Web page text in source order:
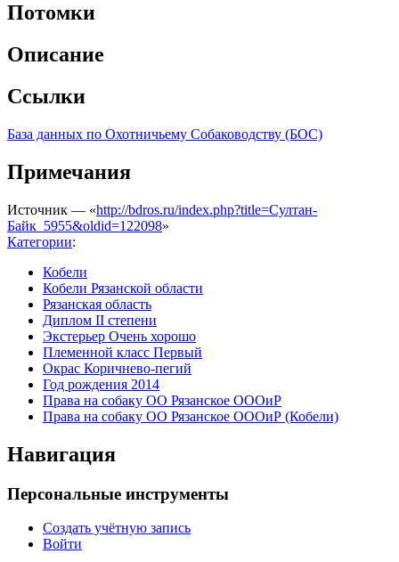
Потомки
Описание
Ссылки
База данных по Охотничьему Собаководству (БОС)
Примечания
Источник — «http://bdros.ru/index.php?title=Султан-
Байк_5955&oldid=122098»
Категории:
Кобели
Кобели Рязанской области
Рязанская область
Диплом II степени
Экстерьер Очень хорошо
Племенной класс Первый
Окрас Коричнево-пегий
Год рождения 2014
Права на собаку ОО Рязанское ОООиР
Права на собаку ОО Рязанское ОООиР (Кобели)
Навигация
Персональные инструменты
Создать учётную запись
Войти